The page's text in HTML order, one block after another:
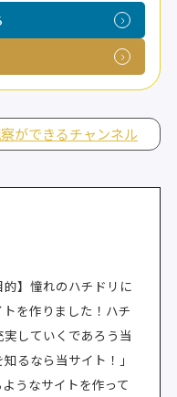
ができるチャンネル
的】憧れのハチドリに
を作りました！ハチ
していくであろう当
るなら当サイト！」
うなサイトを作って